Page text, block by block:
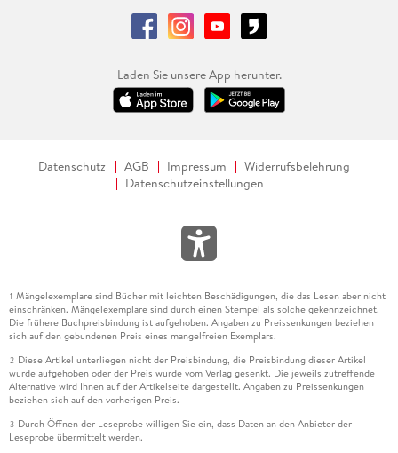
Laden Sie unsere App herunter.
Datenschutz AGB Impressum
Widerrufsbelehrung
Datenschutzeinstellungen
1 Mängelexemplare sind Bücher mit leichten Beschädigungen, die das Lesen aber nicht
einschränken. Mängelexemplare sind durch einen Stempel als solche gekennzeichnet.
Die frühere Buchpreisbindung ist aufgehoben. Angaben zu Preissenkungen beziehen
sich auf den gebundenen Preis eines mangelfreien Exemplars.
2 Diese Artikel unterliegen nicht der Preisbindung, die Preisbindung dieser Artikel
wurde aufgehoben oder der Preis wurde vom Verlag gesenkt. Die jeweils zutreffende
Alternative wird Ihnen auf der Artikelseite dargestellt. Angaben zu Preissenkungen
beziehen sich auf den vorherigen Preis.
3 Durch Öffnen der Leseprobe willigen Sie ein, dass Daten an den Anbieter der
Leseprobe übermittelt werden.